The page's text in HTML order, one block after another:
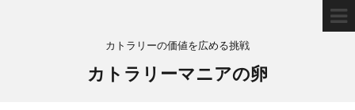
カトラリーの価値を広める挑戦
カトラリーマニアの卵